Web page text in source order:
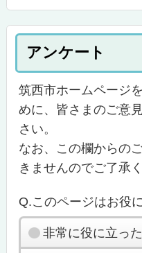
アンケート
筑西市ホームページ
めに、皆さまのご意
さい。
なお、この欄からの
きませんのでご了承
Q.このページはお役
非常に役に立った